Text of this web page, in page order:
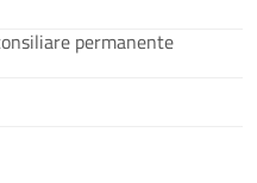
permanente